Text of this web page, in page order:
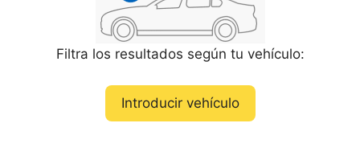
Filtra los resultados según tu vehículo:
Introducir vehículo